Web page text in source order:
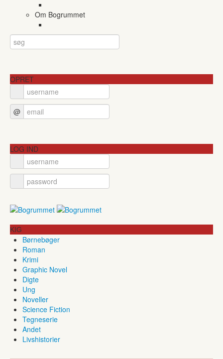
Om Bogrummet
OPRET
@
LOG IND
KIG
Børnebøger
Roman
Krimi
Graphic Novel
Digte
Ung
Noveller
Science Fiction
Tegneserie
Andet
Livshistorier